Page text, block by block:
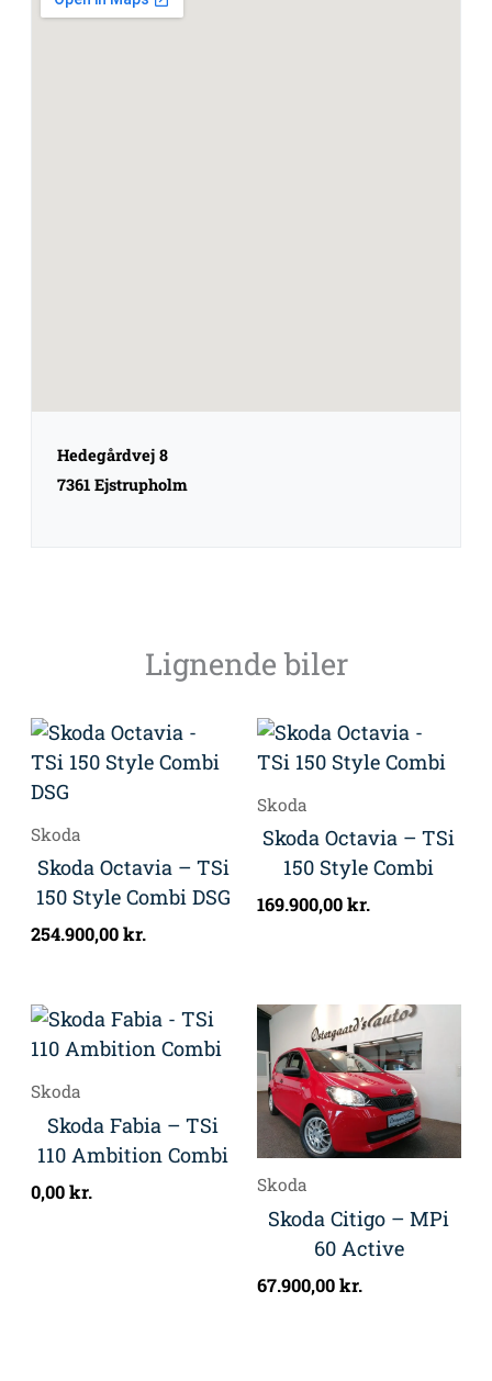
Hedegårdvej 8
7361 Ejstrupholm
Lignende biler
Skoda
Skoda Octavia – TSi
150 Style Combi DSG
254.900,00kr.
Skoda
Skoda Octavia – TSi
150 Style Combi
169.900,00kr.
Skoda
Skoda Fabia – TSi
110 Ambition Combi
0,00kr. Skoda
Skoda Citigo – MPi
60 Active
67.900,00kr.